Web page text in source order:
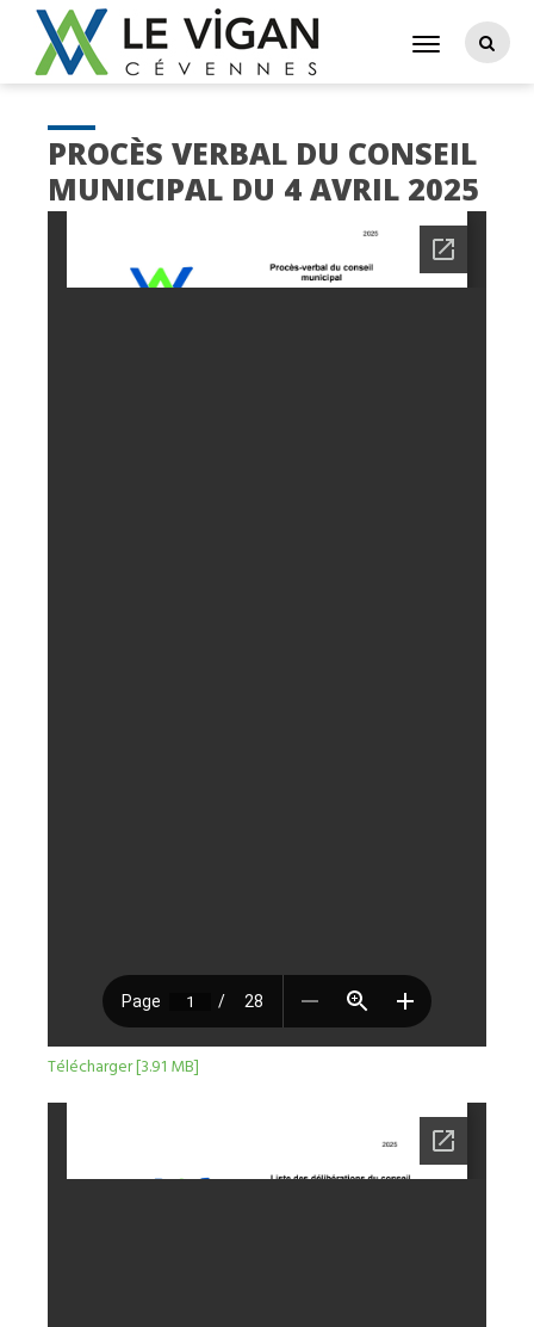
PROCÈS VERBAL DU CONSEIL
MUNICIPAL DU 4 AVRIL 2025
Télécharger [3.91 MB]